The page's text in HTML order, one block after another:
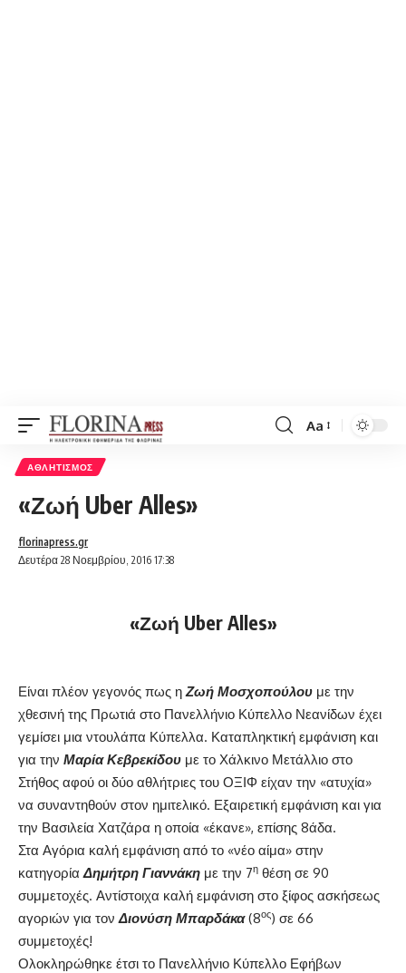
Font
Aa
ΑΘΛΗΤΙΣΜΌΣ
«Ζωή Uber Alles»
Δευτέρα 28 Νοεμβρίου, 2016 17:38
florinapress.gr
«Ζωή Uber Alles»
Είναι πλέον γεγονός πως ηΖωή Μοσχοπούλου με την
χθεσινή της Πρωτιά στο Πανελλήνιο Κύπελλο Νεανίδων έχει
γεμίσει μια ντουλάπα Κύπελλα. Καταπληκτική εμφάνιση και
για την Μαρία Κεβρεκίδου με το Χάλκινο Μετάλλιο στο
Στήθος αφού οι δύο αθλήτριες του ΟΞΙΦ είχαν την «ατυχία»
να συναντηθούν στον ημιτελικό. Εξαιρετική εμφάνιση και για
την Βασιλεία Χατζάρα η οποία «έκανε», επίσης 8άδα.
Στα Αγόρια καλή εμφάνιση από το «νέο αίμα» στην
κατηγορίαΔημήτρη Γιαννάκη με την 7η θέση σε 90
συμμετοχές. Αντίστοιχα καλή εμφάνιση στο ξίφος ασκήσεως
αγοριών για τονΔιονύση Μπαρδάκα(8ος) σε 66
συμμετοχές!
Ολοκληρώθηκε έτσι το Πανελλήνιο Κύπελλο Εφήβων